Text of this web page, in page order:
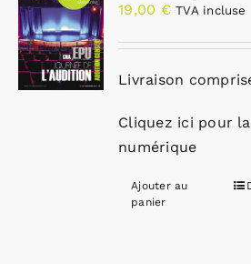
19,00 € TVA incluse
Livraison
Cliquez ici pour
numérique
Ajouter au
panier